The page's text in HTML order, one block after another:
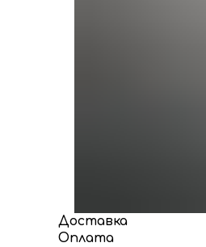
Доставка
Оплата